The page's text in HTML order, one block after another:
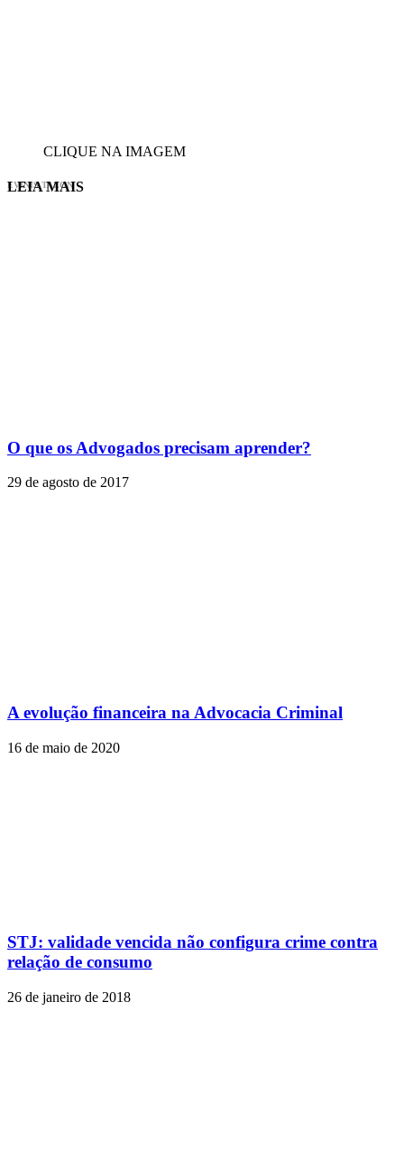
CLIQUE NA IMAGEM
EVINIS TALON
LEIA MAIS
O que os Advogados precisam aprender?
29 de agosto de 2017
A evolução financeira na Advocacia Criminal
16 de maio de 2020
STJ: validade vencida não configura crime contra
relação de consumo
26 de janeiro de 2018